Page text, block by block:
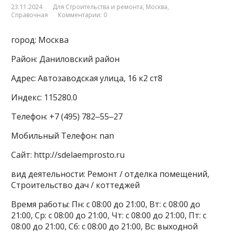
23.11.2024 Для Строительства и ремонта, Москва,
Справочная
Комментарии: 0
город: Москва
Район: Даниловский район
Адрес: Автозаводская улица, 16 к2 ст8
Индекс: 115280.0
Телефон: +7 (495) 782‒55‒27
Мобильный Телефон: nan
Сайт: http://sdelaemprosto.ru
вид деятельности: Ремонт / отделка помещений,
Строительство дач / коттеджей
Время работы: Пн: с 08:00 до 21:00, Вт: с 08:00 до
21:00, Ср: с 08:00 до 21:00, Чт: с 08:00 до 21:00, Пт: с
08:00 до 21:00, Сб: с 08:00 до 21:00, Вс: выходной